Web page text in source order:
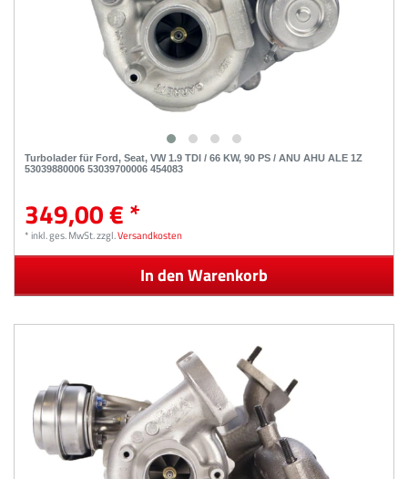
Turbolader für Ford, Seat, VW 1.9 TDI / 66 KW, 90 PS / ANU AHU ALE 1Z
53039880006 53039700006 454083
349,00 € *
*inkl. ges. MwSt.zzgl.Versandkosten
In den Warenkorb